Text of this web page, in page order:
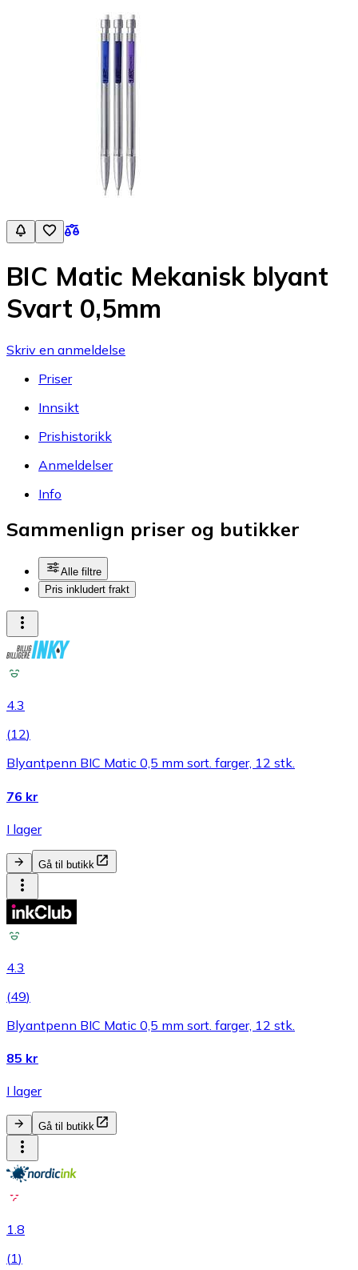
BIC Matic Mekanisk blyant
Svart 0,5mm
Skriv en anmeldelse
Priser
Innsikt
Prishistorikk
Anmeldelser
Info
Sammenlign priser og butikker
Alle filtre
Pris inkludert frakt
4.3
(12)
Blyantpenn BIC Matic 0,5 mm sort. farger, 12 stk.
76 kr
I lager
Gå til butikk
4.3
(49)
Blyantpenn BIC Matic 0,5 mm sort. farger, 12 stk.
85 kr
I lager
Gå til butikk
1.8
(1)